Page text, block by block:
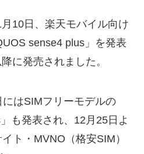
10日、楽天モバイル向け
sense4 plus」を発表
に発売されました。
はSIMフリーモデルの
も発表され、12月25日よ
ト・MVNO（格安SIM）